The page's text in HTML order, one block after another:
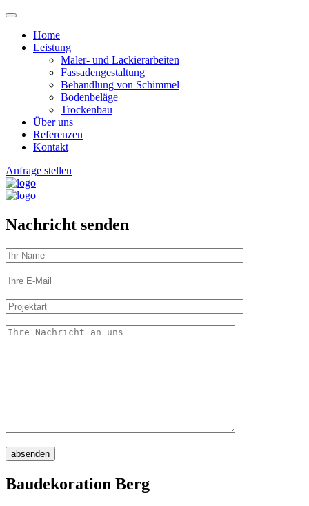
Home
Leistung
Maler- und Lackierarbeiten
Fassadengestaltung
Behandlung von Schimmel
Bodenbeläge
Trockenbau
Über uns
Referenzen
Kontakt
Anfrage stellen
Nachricht senden
absenden
Baudekoration Berg